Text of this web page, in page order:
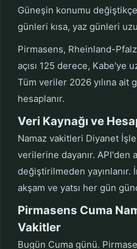
Güneşin konumu
günleri kısa, yaz günleri
Pirmasens, Rheinland-
açısı 125 derece, Kabe'ye
Tüm veriler 2026 yılına ait
hesaplanır.
Veri Kaynağı ve
Namaz vakitleri Diyanet
verilerine dayanır. API'den
değiştirilmeden yayınlanır.
akşam ve yatsı her gün
Pirmasens Cuma
Vakitler
Bugün Cuma günü.